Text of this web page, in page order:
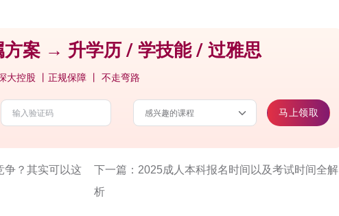
方案 → 升学历 / 学技能 / 过雅思
大控股 丨正规保障 丨 不走弯路
马上领取
争？其实可以这
下一篇：2025成人本科报名时间以及考试时间全解
析